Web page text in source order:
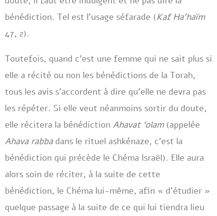
bénédiction. Tel est l’usage séfarade (Kaf Ha’haïm
47, 2).
Toutefois, quand c’est une femme qui ne sait plus si
elle a récité ou non les bénédictions de la Torah,
tous les avis s’accordent à dire qu’elle ne devra pas
les répéter. Si elle veut néanmoins sortir du doute,
elle récitera la bénédiction Ahavat ‘olam(appelée
Ahava rabbadans le rituel ashkénaze, c’est la
bénédiction qui précède le Chéma Israël). Elle aura
alors soin de réciter, à la suite de cette
bénédiction, le Chéma lui-même, afin « d’étudier »
quelque passage à la suite de ce qui lui tiendra lieu